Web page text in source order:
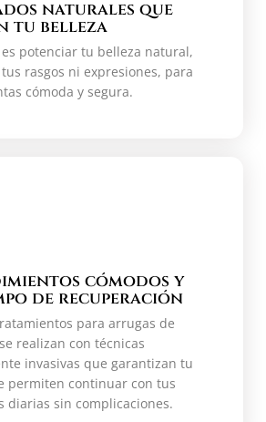
naturales que
tu belleza
potenciar tu belleza natural,
rasgos ni expresiones, para
cómoda y segura.
cómodos y
de recuperación
para arrugas de
realizan con técnicas
invasivas que garantizan tu
permiten continuar con tus
diarias sin complicaciones.